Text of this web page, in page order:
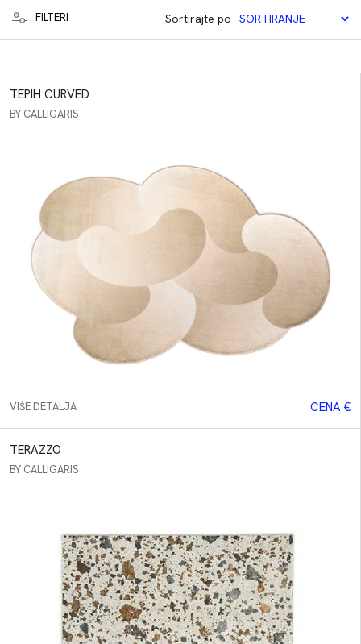
FILTERI Sortirajte po
KATEGORIJE
PROIZVODA
Sofe
Sofa
Bed's
stolovi
Stolovi
stolice
Ormani
Rasveta
Ostalo
Calligaris
TEPIH CURVED
BY CALLIGARIS
VIŠE DETALJA CENA €
TERAZZO
BY CALLIGARIS